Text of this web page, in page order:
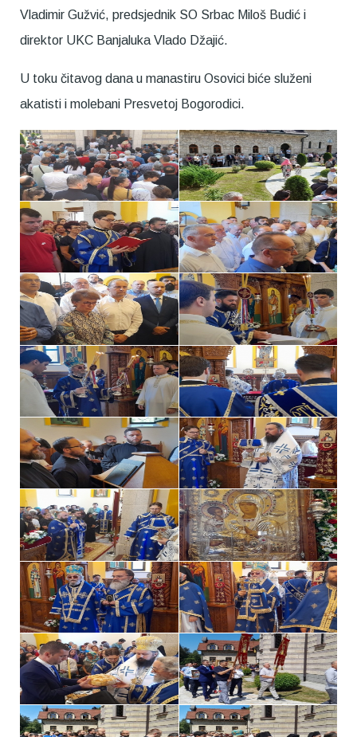
Vladimir Gužvić, predsjednik SO Srbac Miloš Budić i
direktor UKC Banjaluka Vlado Džajić.
U toku čitavog dana u manastiru Osovici biće služeni
akatisti i molebani Presvetoj Bogorodici.